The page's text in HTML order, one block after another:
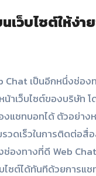
ว็บไซต์ให้ง่า
น้าเว็บไซต์ของบริษั
งแชทบอทได้ ตัวอย่
วดเร็วในการติดต่อ
ช่องทางที่ดี Web
ซต์ได้ทันทีด้วยการแช